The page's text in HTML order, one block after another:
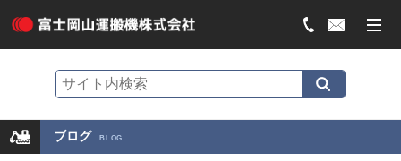
ブログ BLOG